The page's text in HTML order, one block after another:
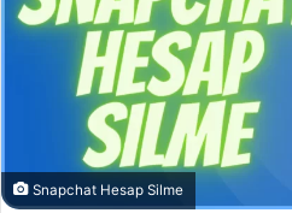
Snapchat Hesap Silme